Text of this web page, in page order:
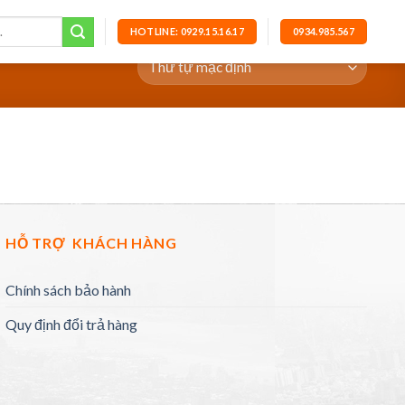
HOTLINE: 0929.15.16.17 0934.985.567
HỖ TRỢ KHÁCH HÀNG
Chính sách bảo hành
Quy định đổi trả hàng